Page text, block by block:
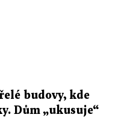
budovy, kde
Dům „ukusuje“